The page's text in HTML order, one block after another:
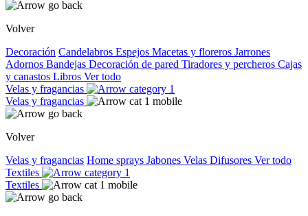
Volver
Decoración Candelabros Espejos Macetas y floreros Jarrones
Adornos Bandejas Decoración de pared Tiradores y percheros Cajas
y canastos Libros Ver todo
Velas y fragancias
Velas y fragancias
Volver
Velas y fragancias Home sprays Jabones Velas Difusores Ver todo
Textiles
Textiles